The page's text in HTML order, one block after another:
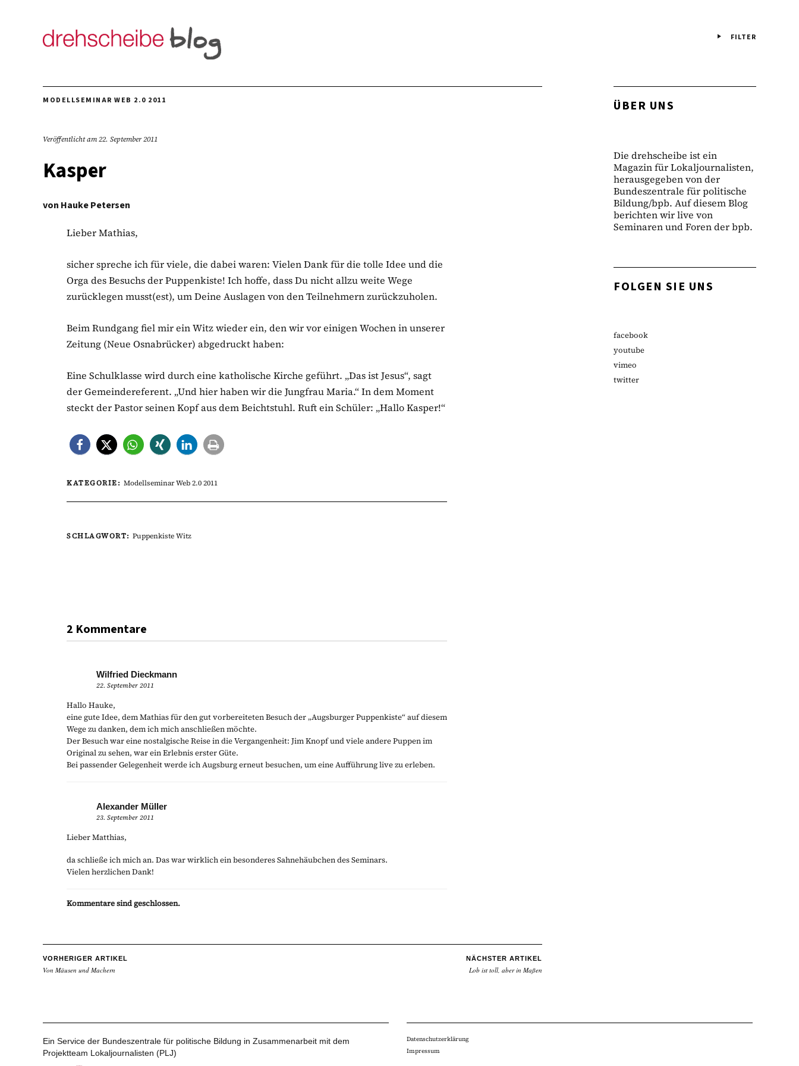
FILTER
MODELLSEMINAR WEB 2.0 2011
Veröffentlicht am22. September 2011
Kasper
von Hauke Petersen
Lieber Mathias,
sicher spreche ich für viele, die dabei waren: Vielen Dank für die tolle Idee und die
Orga des Besuchs der Puppenkiste! Ich hoffe, dass Du nicht allzu weite Wege
zurücklegen musst(est), um Deine Auslagen von den Teilnehmern zurückzuholen.
Beim Rundgang fiel mir ein Witz wieder ein, den wir vor einigen Wochen in unserer
Zeitung (Neue Osnabrücker) abgedruckt haben:
Eine Schulklasse wird durch eine katholische Kirche geführt. „Das ist Jesus“, sagt
der Gemeindereferent. „Und hier haben wir die Jungfrau Maria.“ In dem Moment
steckt der Pastor seinen Kopf aus dem Beichtstuhl. Ruft ein Schüler: „Hallo Kasper!“
KATEGORIE: Modellseminar Web 2.0 2011
SCHLAGWORT: Puppenkiste Witz
2 Kommentare
Wilfried Dieckmann
22. September 2011
Hallo Hauke,
eine gute Idee, dem Mathias für den gut vorbereiteten Besuch der „Augsburger Puppenkiste“ auf diesem
Wege zu danken, dem ich mich anschließen möchte.
Der Besuch war eine nostalgische Reise in die Vergangenheit: Jim Knopf und viele andere Puppen im
Original zu sehen, war ein Erlebnis erster Güte.
Bei passender Gelegenheit werde ich Augsburg erneut besuchen, um eine Aufführung live zu erleben.
Alexander Müller
23. September 2011
Lieber Matthias,
da schließe ich mich an. Das war wirklich ein besonderes Sahnehäubchen des Seminars.
Vielen herzlichen Dank!
Kommentare sind geschlossen.
VORHERIGER ARTIKEL
Von Mäusen und Machern
NÄCHSTER ARTIKEL
Lob ist toll, aber in Maßen
ÜBER UNS
Die drehscheibe ist ein
Magazin für Lokaljournalisten,
herausgegeben von der
Bundeszentrale für politische
Bildung/bpb. Auf diesem Blog
berichten wir live von
Seminaren und Foren der bpb.
FOLGEN SIE UNS
facebook
youtube
vimeo
twitter
Ein Service der Bundeszentrale für politische Bildung in Zusammenarbeit mit dem
Projektteam Lokaljournalisten (PLJ)
Datenschutzerklärung
Impressum